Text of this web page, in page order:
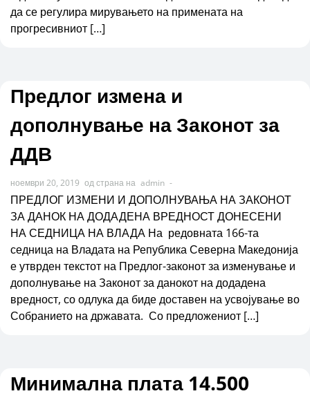
да се регулира мирувањето на примената на
прогресивниот […]
Предлог измена и
дополнување на Законот за
ДДВ
ноември 20, 2019 од страна на admin -
ПРЕДЛОГ ИЗМЕНИ И ДОПОЛНУВАЊА НА ЗАКОНОТ
ЗА ДАНОК НА ДОДАДЕНА ВРЕДНОСТ ДОНЕСЕНИ
НА СЕДНИЦА НА ВЛАДА На редовната 166-та
седница на Владата на Република Северна Македонија
е утврден текстот на Предлог-законот за изменување и
дополнување на Законот за данокот на додадена
вредност, со одлука да биде доставен на усвојување во
Собранието на државата. Со предложениот […]
Минимална плата 14.500